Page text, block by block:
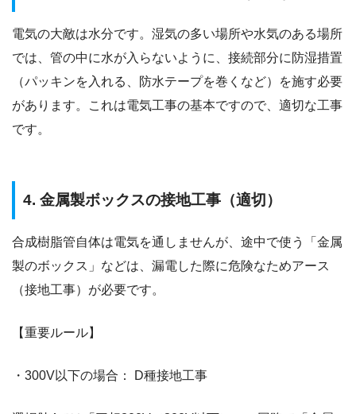
電気の大敵は水分です。湿気の多い場所や水気のある場所
では、管の中に水が入らないように、接続部分に防湿措置
（パッキンを入れる、防水テープを巻くなど）を施す必要
があります。これは電気工事の基本ですので、適切な工事
です。
4. 金属製ボックスの接地工事（適切）
合成樹脂管自体は電気を通しませんが、途中で使う「金属
製のボックス」などは、漏電した際に危険なためアース
（接地工事）が必要です。
【重要ルール】
・300V以下の場合： D種接地工事